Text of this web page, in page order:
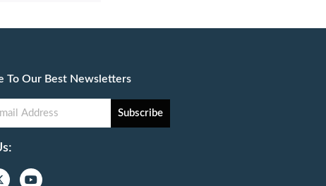
To Our Best Newsletters
Subscribe